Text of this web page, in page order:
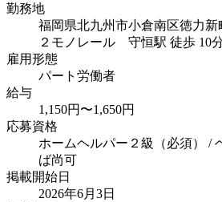
勤務地
福岡県北九州市小倉南区徳力新
２ モノレール 守恒駅 徒歩 10
雇用形態
パート労働者
給与
1,150円〜1,650円
応募資格
ホームヘルパー２級（必須） /
ば尚可
掲載開始日
2026年6月3日